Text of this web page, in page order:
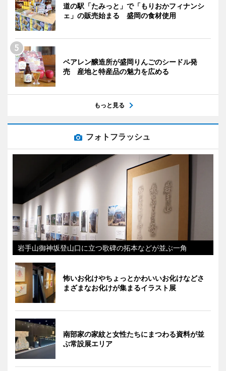
道の駅「たみっと」で「もりおかフィナンシ
ェ」の販売始まる 盛岡の食材使用
ベアレン醸造所が盛岡りんごのシードル発
売 産地と特産品の魅力を広める
もっと見る
フォトフラッシュ
岩手山御神坂登山口に立つ歌碑の拓本などが並ぶ一角
怖いお化けやちょっとかわいいお化けなどさ
まざまなお化けが集まるイラスト展
南部家の家紋と女性たちにまつわる資料が並
ぶ常設展エリア